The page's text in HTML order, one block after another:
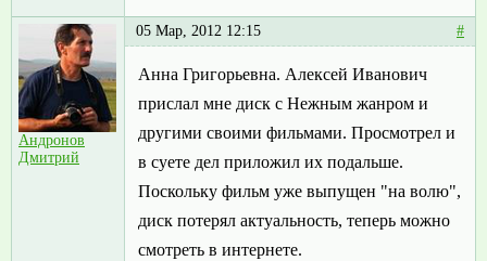
Андронов
Дмитрий
05 Мар, 2012 12:15 #
Анна Григорьевна. Алексей Иванович
прислал мне диск с Нежным жанром и
другими своими фильмами. Просмотрел и
в суете дел приложил их подальше.
Поскольку фильм уже выпущен "на волю",
диск потерял актуальность, теперь можно
смотреть в интернете.